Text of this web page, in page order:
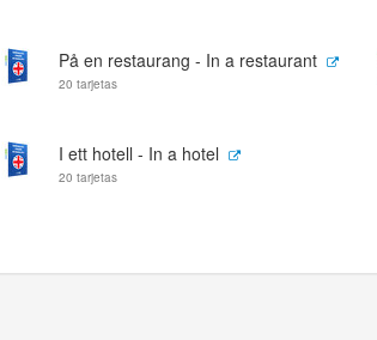
På en restaurang - In a restaurant
20 tarjetas
I ett hotell - In a hotel
20 tarjetas